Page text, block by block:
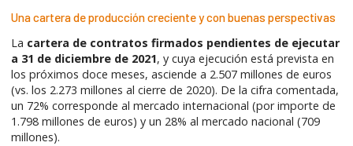
Una cartera de producción creciente y con buenas perspectivas
La cartera de contratos firmados pendientes de ejecutar
a 31 de diciembre de 2021, y cuya ejecución está prevista en
los próximos doce meses, asciende a 2.507 millones de euros
(vs. los 2.273 millones al cierre de 2020). De la cifra comentada,
un 72% corresponde al mercado internacional (por importe de
1.798 millones de euros) y un 28% al mercado nacional (709
millones).